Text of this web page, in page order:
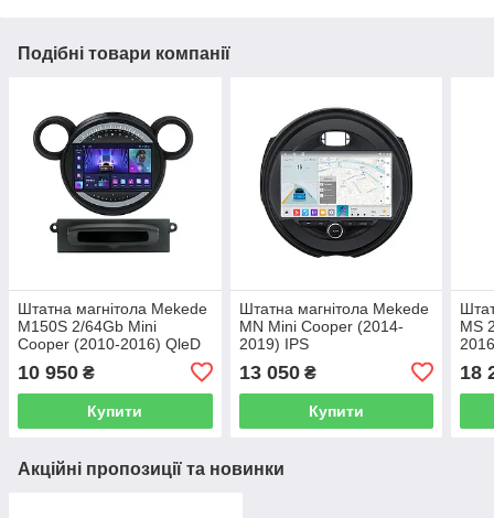
Подібні товари компанії
Штатна магнітола Mekede
M150S 2/64Gb Mini
Cooper (2010-2016) QleD
10 950 ₴
Купити
Штатна магнітола Mekede
MN Mini Cooper (2014-
2019) IPS
13 050₴
Купити
MS
18
Акційні пропозиції та новинки